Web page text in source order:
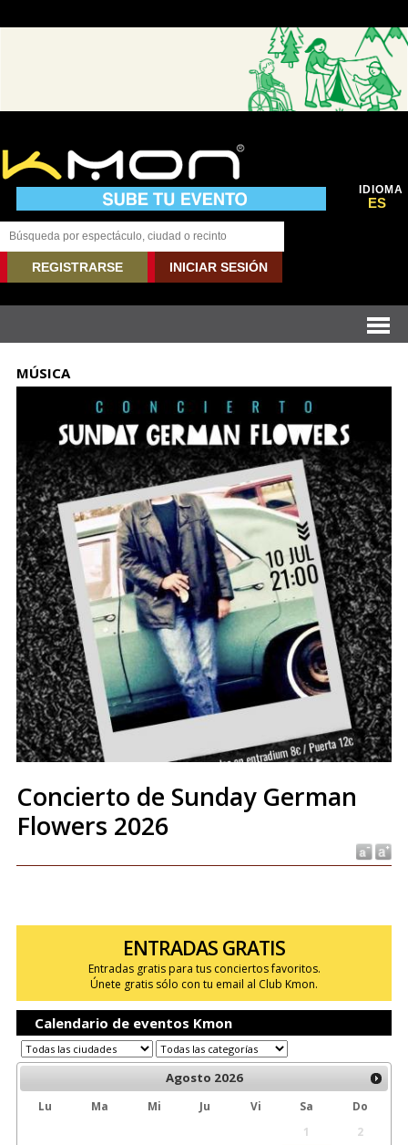
IDIOMA
ES
REGISTRARSE INICIAR SESIÓN
MÚSICA
Concierto de Sunday German
Flowers 2026
ENTRADAS GRATIS
Entradas gratis para tus conciertos favoritos.
Únete gratis sólo con tu email al Club Kmon.
Calendario de eventos Kmon
Agosto 2026
Lu Ma Mi Ju Vi Sa
Do
1
2